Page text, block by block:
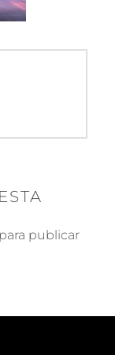
para publicar